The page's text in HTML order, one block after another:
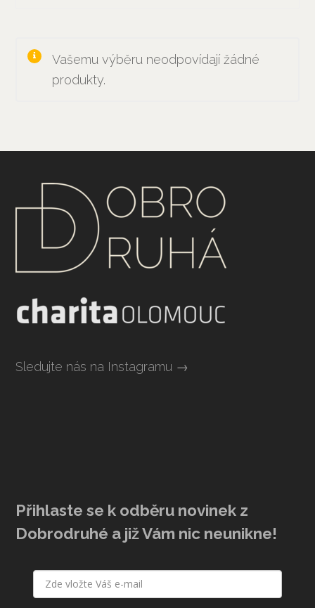
Vašemu výběru neodpovídají žádné
produkty.
Sledujte nás na Instagramu →
Přihlaste se k odběru novinek z
Dobrodruhé a již Vám nic neunikne!